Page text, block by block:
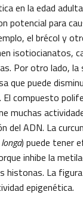
en la edad
potencial para
el brécol y
isotiocianatos,
Por otro lado, la
que puede
compuesto
muchas
del ADN. La
) puede tener
inhibe la
histonas. La
epigenética.